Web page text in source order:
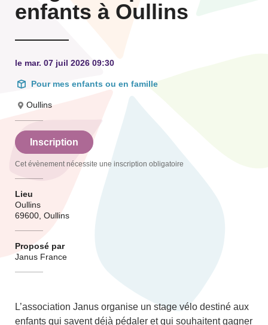
enfants à Oullins
le mar. 07 juil 2026 09:30
Pour mes enfants ou en famille
Oullins
Inscription
Cet évènement nécessite une inscription obligatoire
Lieu
Oullins
69600, Oullins
Proposé par
Janus France
L’association Janus organise un stage vélo destiné aux
enfants qui savent déjà pédaler et qui souhaitent gagner